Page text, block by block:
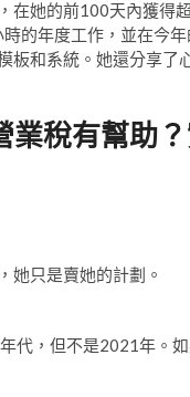
在她的前100天內獲得
的年度工作，並在今
板和系統。她還分享
業稅有幫助
她只是賣她的計劃。
代，但不是2021年。